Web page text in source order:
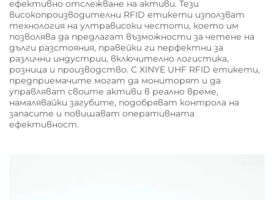
ефективно отслежване на активи. Тези
високопроизводителни RFID етикети използват
технология на ултрависоки честоти, което им
позволява да предлагат възможности за четене на
дълги разстояния, правейки ги перфектни за
различни индустрии, включително логистика,
розница и производство. С XINYE UHF RFID етикети,
предприемачите могат да мониторят и да
управляват своите активи в реално време,
намалявайки загубите, подобряват контрола на
запасите и повишават оперативната
ефективност.